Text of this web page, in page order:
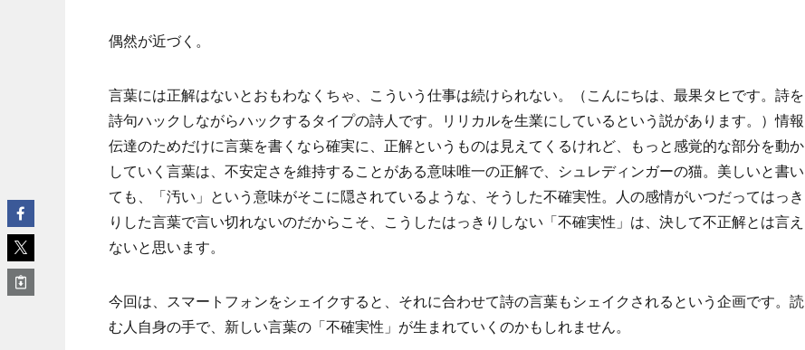
偶然が近づく。
言葉には正解はないとおもわなくちゃ、こういう仕事は続けられない。（こんにちは、最果タヒです。詩を
詩句ハックしながらハックするタイプの詩人です。リリカルを生業にしているという説があります。）情報
伝達のためだけに言葉を書くなら確実に、正解というものは見えてくるけれど、もっと感覚的な部分を動か
していく言葉は、不安定さを維持することがある意味唯一の正解で、シュレディンガーの猫。美しいと書い
ても、「汚い」という意味がそこに隠されているような、そうした不確実性。人の感情がいつだってはっき
りした言葉で言い切れないのだからこそ、こうしたはっきりしない「不確実性」は、決して不正解とは言え
ないと思います。
今回は、スマートフォンをシェイクすると、それに合わせて詩の言葉もシェイクされるという企画です。読
む人自身の手で、新しい言葉の「不確実性」が生まれていくのかもしれません。